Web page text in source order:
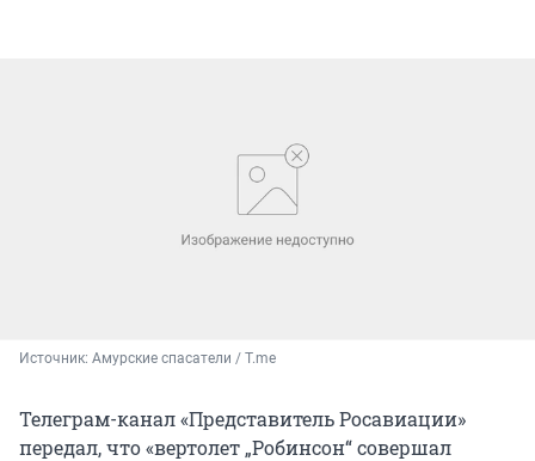
Источник: Амурские спасатели / T.me
Телеграм-канал «Представитель Росавиации»
передал, что «вертолет „Робинсон“ совершал